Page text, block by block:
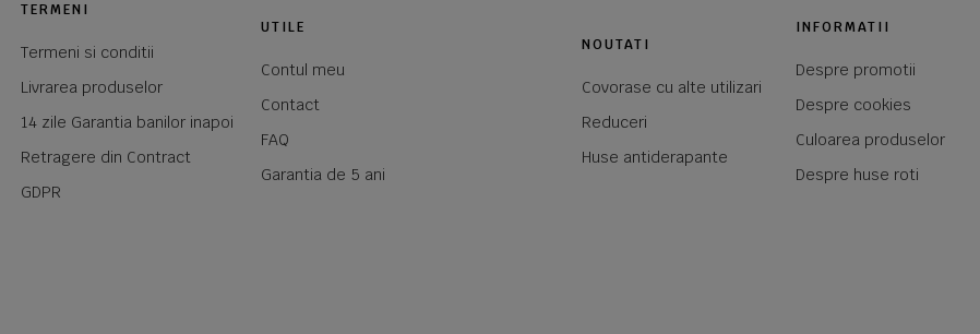
TERMENI
Termeni si conditii
Livrarea produselor
14 zile Garantia banilor inapoi
Retragere din Contract
GDPR
UTILE
Contul meu
Contact
FAQ
Garantia de 5 ani
NOUTATI
Covorase cu alte utilizari
Reduceri
Huse antiderapante
INFORMATII
Despre promotii
Despre cookies
Culoarea produselor
Despre huse roti